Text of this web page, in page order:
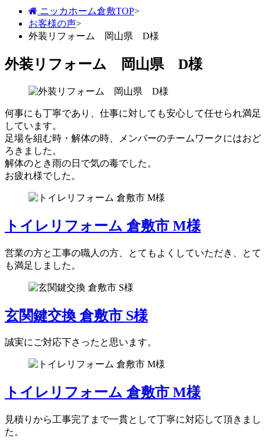
ニッカホーム倉敷TOP>
お客様の声>
外装リフォーム 岡山県 D様
外装リフォーム 岡山県 D様
何事にも丁寧であり、仕事に対しても安心して任せられ満足
しています。
足場を組む時・解体の時、メンバーのチームワークにはおど
ろきました。
解体のとき雨の日で気の毒でした。
お疲れ様でした。
トイレリフォーム 倉敷市 M様
営業の方と工事の職人の方、とてもよくしていただき、とて
も満足しました。
玄関鍵交換 倉敷市 S様
誠実にご対応下さったと思います。
トイレリフォーム 倉敷市 M様
見積りから工事完了まで一貫として丁寧に対応して頂きまし
た。